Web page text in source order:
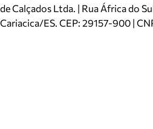
Cartão Presente
Localizador de lojas
Bolsas
Scarpins
de Calçados Ltda. | Rua África do
Cariacica/ES. CEP: 29157-900 |